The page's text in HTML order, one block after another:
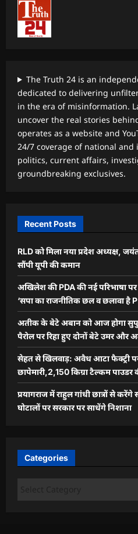
The Truth 24 is an
dedicated to delivering
in the era of misinformation.
uncover the real stories
operates as a website and
24/7 coverage of national
politics, current affairs,
groundbreaking exclusives.
Recent Posts
RLD को मिला नया प्रदेश अध्यक्ष,
सौंपी यूपी की कमान
अखिलेश की PDA की नई परिभाषा पर
‘सपा का राजनीतिक छल व छलावा है
अतीक के बेटे अबान को आज होगा
पैरोल पर रिहा हुए दोनों बेटे उमर और
सेहत से खिलवाड़: अवैध आटा फैक्ट्री
छापेमारी,2,150 किग्रा टैल्कम पाउडर
प्रयागराज में राहुल गांधी छात्रों से
घोटालों पर सरकार पर साधेंगे निशाना
Categories